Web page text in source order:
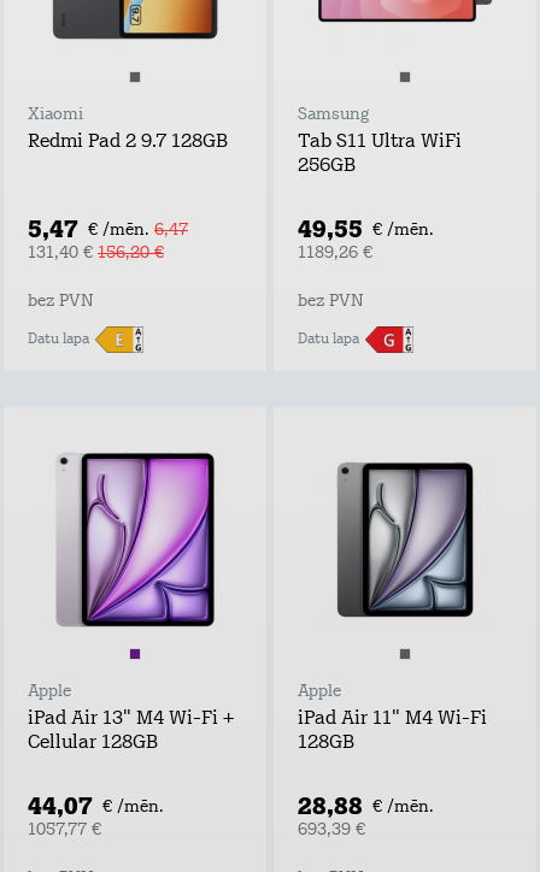
Xiaomi
Redmi Pad 2 9.7 128GB
5,47 € /mēn. 6,47
131,40 € 156,20 €
bez PVN
Datu lapa
Samsung
Tab S11 Ultra WiFi
256GB
49,55 € /mēn.
1189,26 €
bez PVN
Datu lapa
Apple
iPad Air 13" M4 Wi-Fi +
Cellular 128GB
44,07 € /mēn.
1057,77 €
Apple
iPad Air 11" M4 Wi-Fi
128GB
28,88 € /mēn.
693,39 €